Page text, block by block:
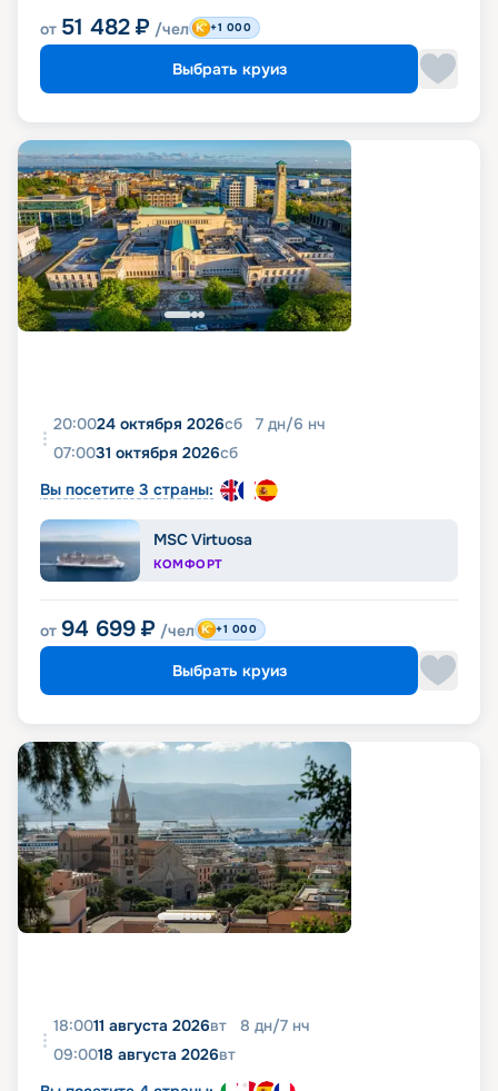
от 51 482 ₽ /чел +1 000
Выбрать круиз
20:0024 октября 2026сб 7 дн/6 нч
07:0031 октября 2026сб
Вы посетите 3 страны:
MSC Virtuosa
КОМФОРТ
от 94 699 ₽ /чел +1 000
Выбрать круиз
18:0011 августа 2026вт 8 дн/7 нч
09:0018 августа 2026вт